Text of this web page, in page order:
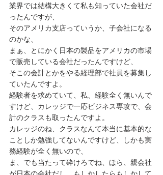
業界では結構大きくて私も知っていた会社だ
ったんですが、
そのアメリカ支店っていうか、子会社になる
のかな、
まぁ、とにかく日本の製品をアメリカの市場
で販売している会社だったんですけど、
そこの会計とかをやる経理部で社員を募集し
ていたんですよ。
経験者を求めていて、私、経験全く無いんで
すけど、カレッジで一応ビジネス専攻で、会
計のクラスも取ったんですよ。
カレッジのね、クラスなんて本当に基本的な
ことしか勉強してないんですけど、しかも実
務経験が全く無いので、
ま、でも当たって砕けろでね、ほら、親会社